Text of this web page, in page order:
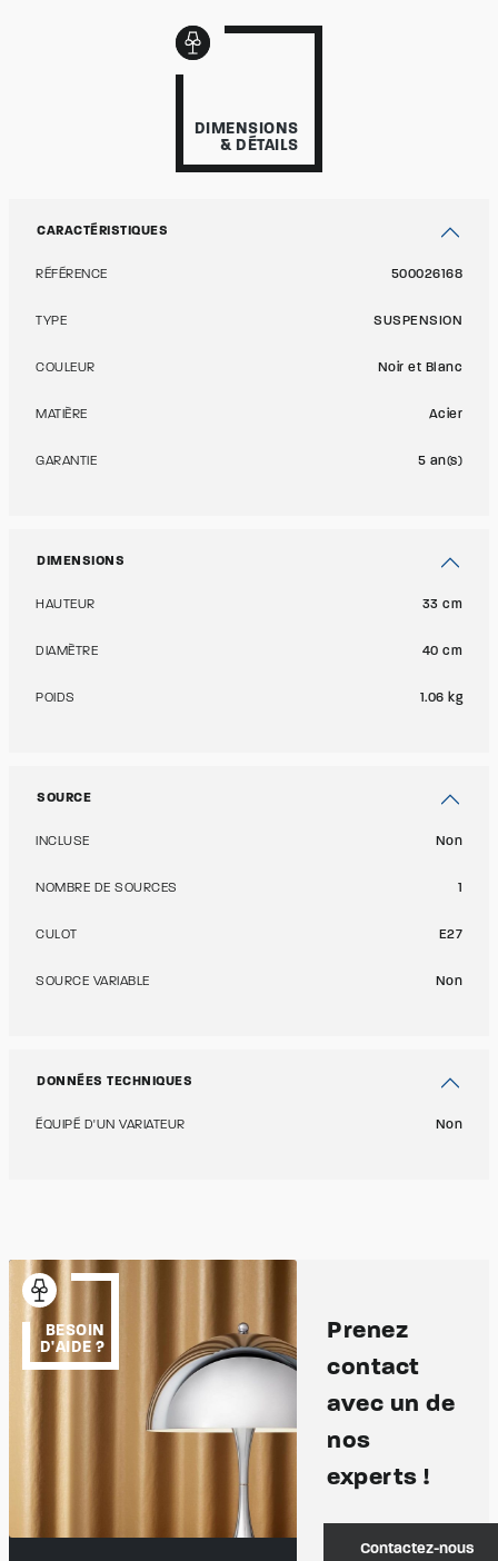
DIMENSIONS
& DÉTAILS
CARACTÉRISTIQUES
RÉFÉRENCE 500026168
TYPE SUSPENSION
COULEUR Noir et Blanc
MATIÈRE Acier
GARANTIE 5 an(s)
DIMENSIONS
HAUTEUR 33 cm
DIAMÈTRE 40 cm
POIDS 1.06 kg
SOURCE
INCLUSE Non
NOMBRE DE SOURCES 1
CULOT E27
SOURCE VARIABLE Non
DONNÉES TECHNIQUES
ÉQUIPÉ D'UN VARIATEUR Non
BESOIN
D'AIDE ?
Prenez
contact
avec un de
nos
experts !
Contactez-nous